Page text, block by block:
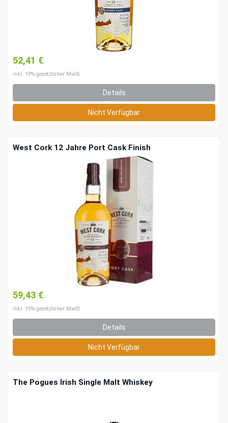
52,41 €
inkl. 19% gesetzlicher MwSt.
Details
Nicht Verfügbar
West Cork 12 Jahre Port Cask Finish
59,43 €
inkl. 19% gesetzlicher MwSt.
Details
Nicht Verfügbar
The Pogues Irish Single Malt Whiskey